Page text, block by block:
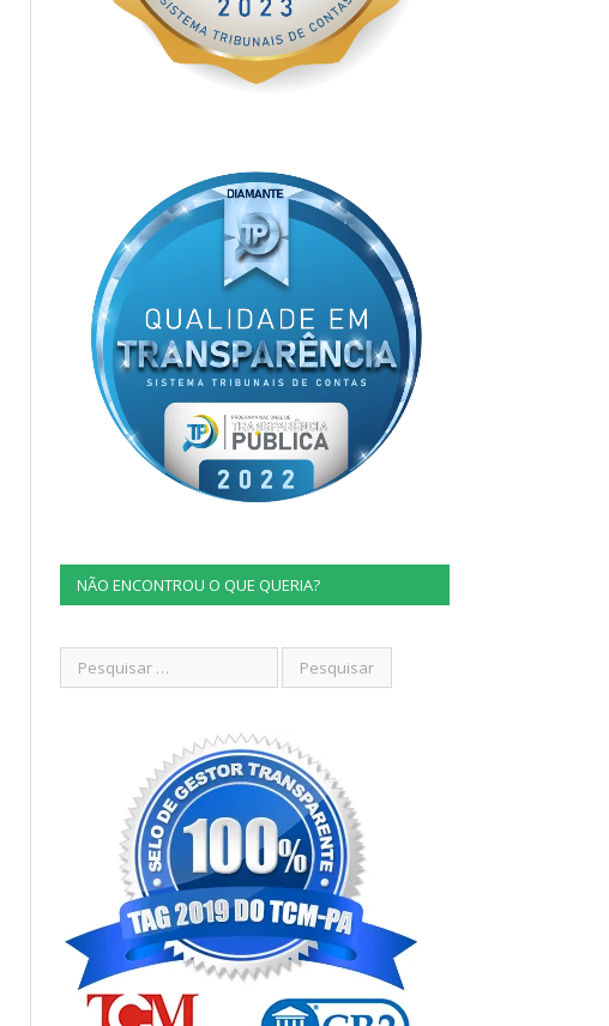
NÃO ENCONTROU O QUE QUERIA?